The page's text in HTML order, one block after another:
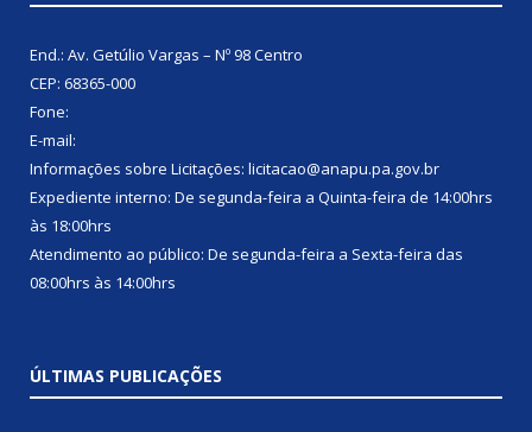
End.: Av. Getúlio Vargas – Nº 98 Centro
CEP: 68365-000
Fone:
E-mail:
Informações sobre Licitações: licitacao@anapu.pa.gov.br
Expediente interno: De segunda-feira a Quinta-feira de 14:00hrs
às 18:00hrs
Atendimento ao público: De segunda-feira a Sexta-feira das
08:00hrs às 14:00hrs
ÚLTIMAS PUBLICAÇÕES